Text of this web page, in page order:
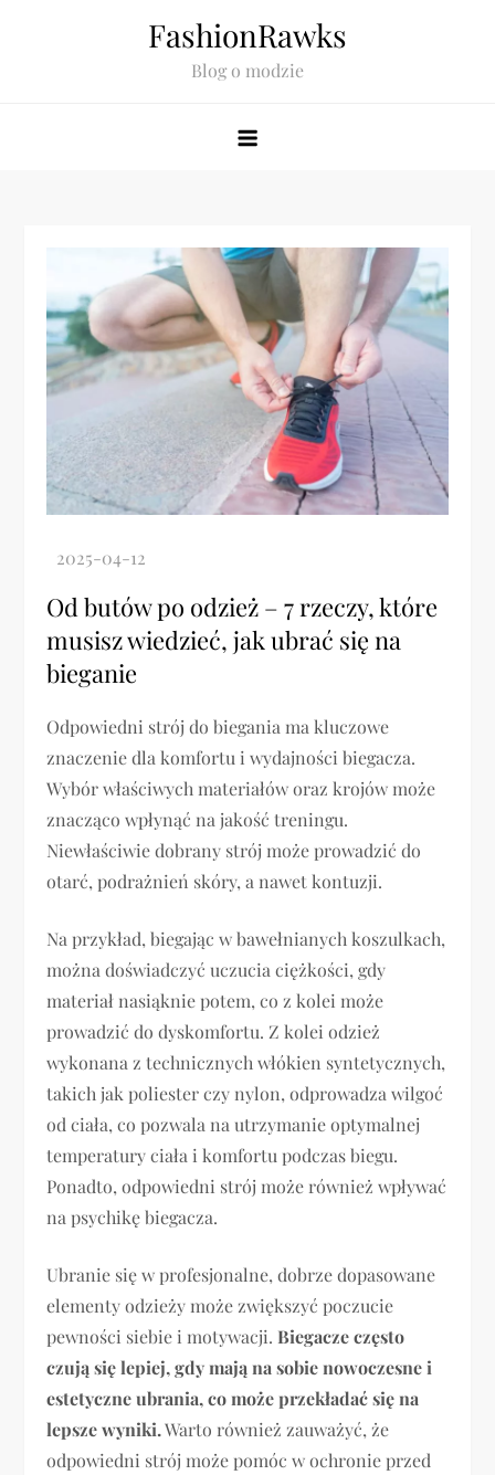
FashionRawks
Blog o modzie
Od butów po odzież – 7 rzeczy, które
musisz wiedzieć, jak ubrać się na
bieganie
Odpowiedni strój do biegania ma kluczowe
znaczenie dla komfortu i wydajności biegacza.
Wybór właściwych materiałów oraz krojów może
znacząco wpłynąć na jakość treningu.
Niewłaściwie dobrany strój może prowadzić do
otarć, podrażnień skóry, a nawet kontuzji.
Na przykład, biegając w bawełnianych koszulkach,
można doświadczyć uczucia ciężkości, gdy
materiał nasiąknie potem, co z kolei może
prowadzić do dyskomfortu. Z kolei odzież
wykonana z technicznych włókien syntetycznych,
takich jak poliester czy nylon, odprowadza wilgoć
od ciała, co pozwala na utrzymanie optymalnej
temperatury ciała i komfortu podczas biegu.
Ponadto, odpowiedni strój może również wpływać
na psychikę biegacza.
Ubranie się w profesjonalne, dobrze dopasowane
elementy odzieży może zwiększyć poczucie
pewności siebie i motywacji. Biegacze często
czują się lepiej, gdy mają na sobie nowoczesne i
estetyczne ubrania, co może przekładać się na
lepsze wyniki.Warto również zauważyć, że
odpowiedni strój może pomóc w ochronie przed